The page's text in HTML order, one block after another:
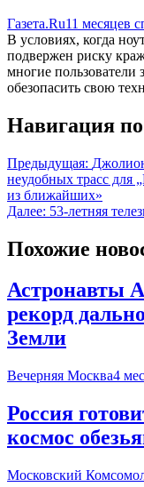
Газета.Ru11 месяцев
В условиях, когда
подвержен риску
многие пользователи
обезопасить свою
Навигация
Предыдущая:
неудобных трасс для
из ближайших»
Далее: 53-летняя
Похожие
Астронавты
рекорд
Земли
Вечерняя Москва4
Россия
космос
Московский